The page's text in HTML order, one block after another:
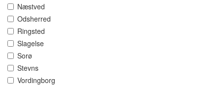
Næstved
Odsherred
Ringsted
Slagelse
Sorø
Stevns
Vordingborg